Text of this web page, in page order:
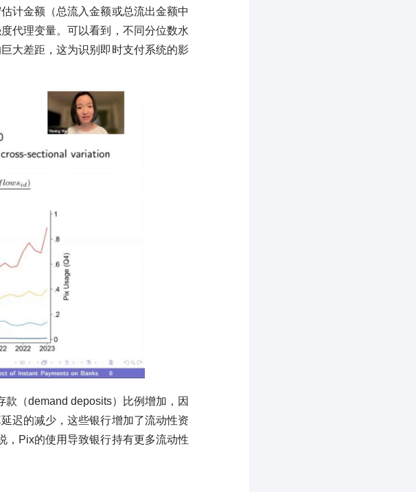
计金额（总流入金额或总流出金额中
代理变量。可以看到，不同分位数水
大差距，这为识别即时支付系统的影
（demand deposits）比例增加，因
迟的减少，这些银行增加了流动性资
，Pix的使用导致银行持有更多流动性